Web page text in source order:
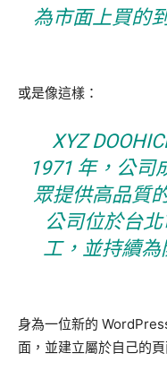
為市面上買的
或是像這樣：
XYZ
1971 年，公司
眾提供高品質
公司位於台
工，並持續
身為一位新的
面，並建立屬於自己的